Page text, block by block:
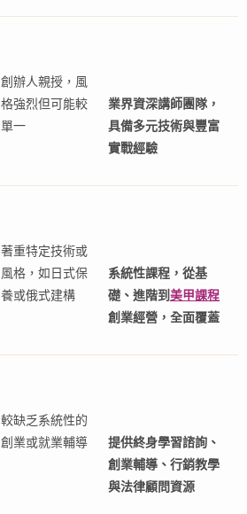
創辦人親授，風
格強烈但可能較
單一
業界資深講師團隊，
具備多元技術與豐富
實戰經驗
著重特定技術或
風格，如日式保
養或俄式建構
系統性課程，從基
礎、進階到美甲課程
創業經營，全面覆蓋
較缺乏系統性的
創業或就業輔導
提供終身學習諮詢、
創業輔導、行銷教學
與法律顧問資源